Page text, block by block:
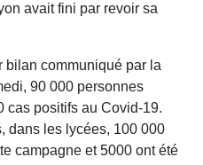
avait fini par revoir sa
bilan communiqué par la
90 000 personnes
cas positifs au Covid-19.
dans les lycées, 100 000
campagne et 5000 ont été